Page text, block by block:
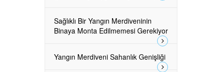
Sağlıklı Bir Yangın Merdiveninin
Binaya Monta Edilmemesi Gerekiyor
Yangın Merdiveni Sahanlık Genişliği